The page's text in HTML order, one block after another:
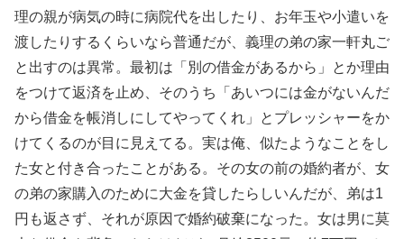
理の親が病気の時に病院代を出したり、お年玉や小遣いを
渡したりするくらいなら普通だが、義理の弟の家一軒丸ご
と出すのは異常。最初は「別の借金があるから」とか理由
をつけて返済を止め、そのうち「あいつには金がないんだ
から借金を帳消しにしてやってくれ」とプレッシャーをか
けてくるのが目に見えてる。実は俺、似たようなことをし
た女と付き合ったことがある。その女の前の婚約者が、女
の弟の家購入のために大金を貸したらしいんだが、弟は1
円も返さず、それが原因で婚約破棄になった。女は男に莫